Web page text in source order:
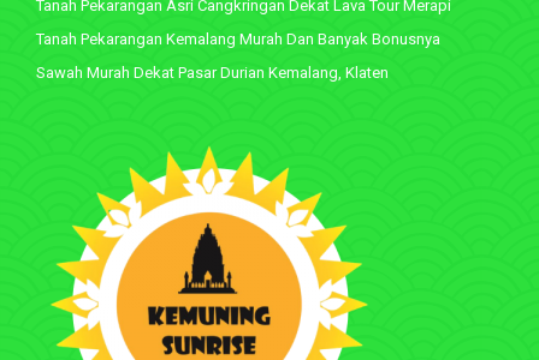
Tanah Pekarangan Kemalang Murah Dan Banyak Bonusnya
Sawah Murah Dekat Pasar Durian Kemalang, Klaten